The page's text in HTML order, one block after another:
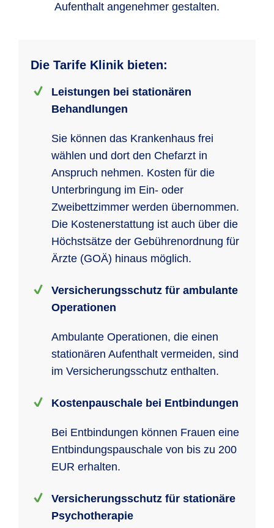
Aufenthalt angenehmer gestalten.
Die Tarife Klinik bieten:
Leistungen bei stationären
Behandlungen
Sie können das Krankenhaus frei
wählen und dort den Chefarzt in
Anspruch nehmen. Kosten für die
Unterbringung im Ein- oder
Zweibettzimmer werden übernommen.
Die Kostenerstattung ist auch über die
Höchstsätze der Gebührenordnung für
Ärzte (GOÄ) hinaus möglich.
Versicherungsschutz für ambulante
Operationen
Ambulante Operationen, die einen
stationären Aufenthalt vermeiden, sind
im Versicherungsschutz enthalten.
Kostenpauschale bei Entbindungen
Bei Entbindungen können Frauen eine
Entbindungspauschale von bis zu 200
EUR erhalten.
Versicherungsschutz für stationäre
Psychotherapie